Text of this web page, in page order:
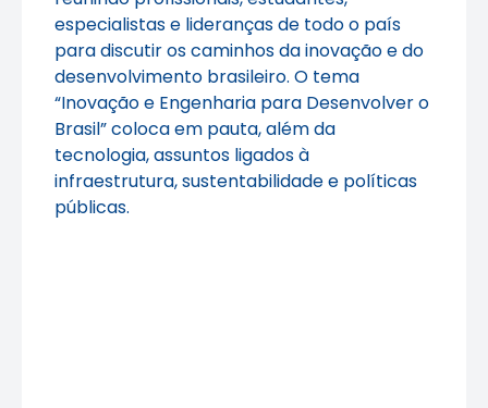
especialistas e lideranças de todo o país
para discutir os caminhos da inovação e do
desenvolvimento brasileiro. O tema
“Inovação e Engenharia para Desenvolver o
Brasil” coloca em pauta, além da
tecnologia, assuntos ligados à
infraestrutura, sustentabilidade e políticas
públicas.